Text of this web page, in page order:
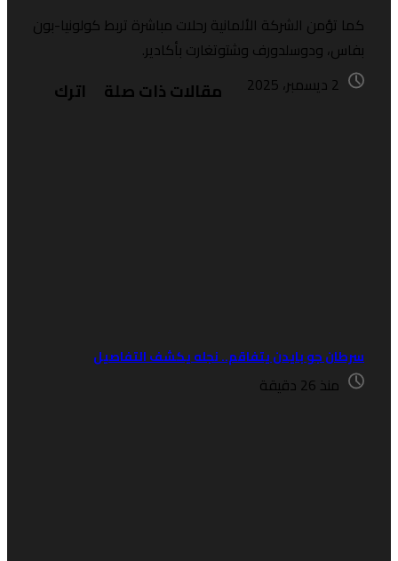
تؤمن الشركة الألمانية رحلات مباشرة تربط كولونيا-بون
ودوسلدورف وشتوتغارت بأكادير.
مقالات ذات صلة
جو بايدن يتفاقم.. نجله يكشف التفاصيل
منذ 26 دقيقة
اترك